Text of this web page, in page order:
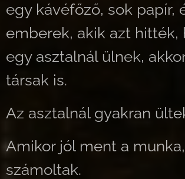
egy kávéfőző, sok papír,
emberek, akik azt hitték,
egy asztalnál ülnek,
társak is.
Az asztalnál gyakran
Amikor jól ment a
számoltak.